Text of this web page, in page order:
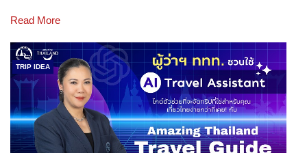
Read More
TRIP IDEA